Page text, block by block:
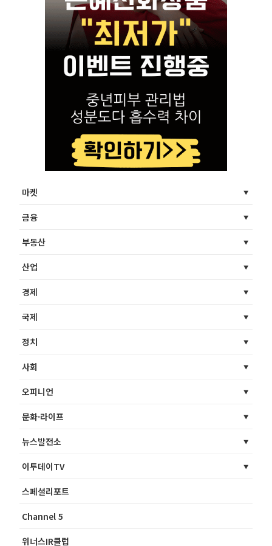
마켓
금융
부동산
산업
경제
국제
정치
사회
오피니언
문화·라이프
뉴스발전소
이투데이TV
스페셜리포트
Channel 5
위너스IR클럽